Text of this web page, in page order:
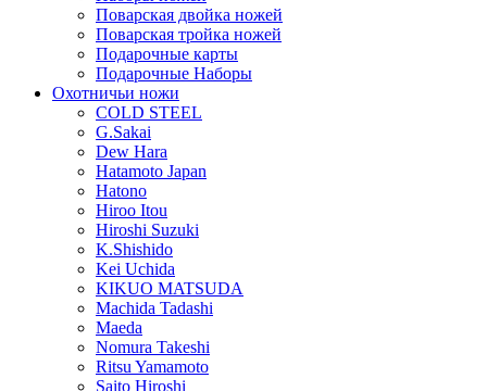
Поварская двойка ножей
Поварская тройка ножей
Подарочные карты
Подарочные Наборы
Охотничьи ножи
COLD STEEL
G.Sakai
Dew Hara
Hatamoto Japan
Hatono
Hiroo Itou
Hiroshi Suzuki
K.Shishido
Kei Uchida
KIKUO MATSUDA
Machida Tadashi
Maeda
Nomura Takeshi
Ritsu Yamamoto
Saito Hiroshi